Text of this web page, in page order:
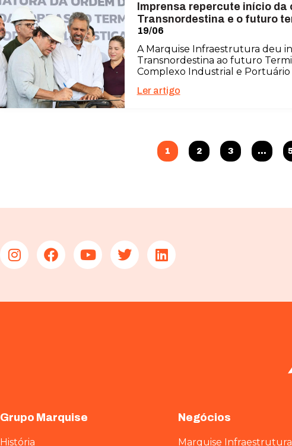
Imprensa repercute início da
Transnordestina e o futuro
19/06
A Marquise Infraestrutura deu
Transnordestina ao futuro
Complexo Industrial e Portuário
Ler artigo
1 2 3 …
Grupo Marquise
História
Negócios
Marquise Infraestrutura